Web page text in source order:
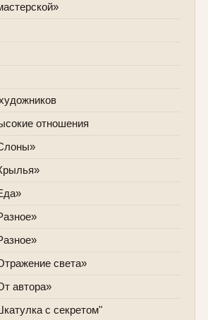
отношения
света»
автора»
с секретом"